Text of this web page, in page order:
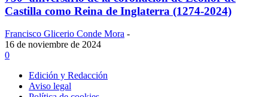
Castilla como Reina de Inglaterra (1274-2024)
Francisco Glicerio Conde Mora -
16 de noviembre de 2024
0
Edición y Redacción
Aviso legal